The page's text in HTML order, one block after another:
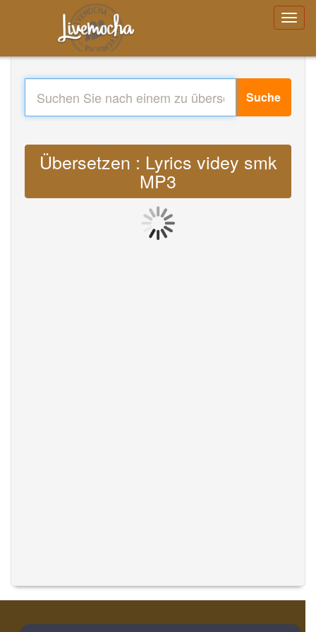
Suche
Übersetzen : Lyrics videy smk
MP3